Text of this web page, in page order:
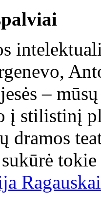
–
į stilistinį
dramos
sukūrė